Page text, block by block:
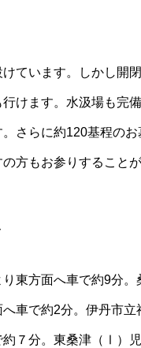
ています。しかし開
けます。水汲場も完
さらに約120基程の
方もお参りすることが
東方面へ車で約9分
車で約2分。伊丹市
約７分。東桑津（Ⅰ）